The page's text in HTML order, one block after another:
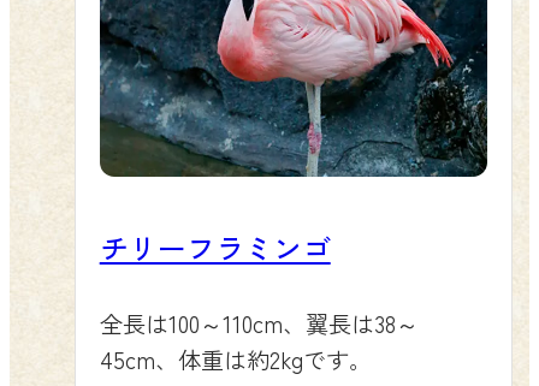
チリーフラミンゴ
全長は100～110cm、翼長は38～
45cm、体重は約2kgです。